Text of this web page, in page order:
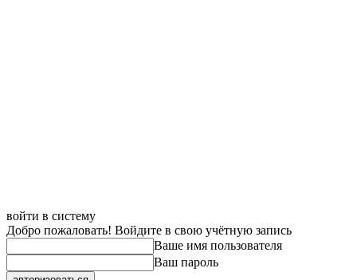
войти в систему
Добро пожаловать! Войдите в свою учётную запись
Ваше имя пользователя
Ваш пароль